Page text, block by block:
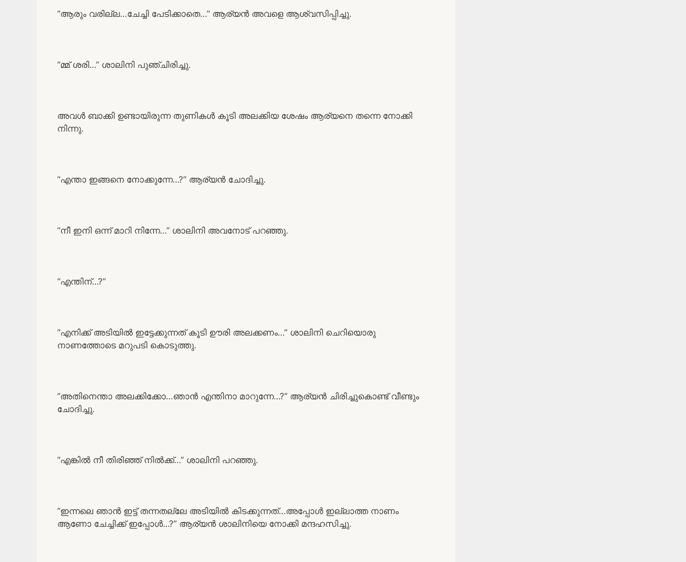
“ആരും വരില്ല…ചേച്ചി പേടിക്കാതെ…” ആര്യൻ അവളെ ആശ്വസിപ്പിച്ചു.
“മ്മ് ശരി…” ശാലിനി പുഞ്ചിരിച്ചു.
അവൾ ബാക്കി ഉണ്ടായിരുന്ന തുണികൾ കൂടി അലക്കിയ ശേഷം ആര്യനെ തന്നെ നോക്കി
നിന്നു.
“എന്താ ഇങ്ങനെ നോക്കുന്നേ…?” ആര്യൻ ചോദിച്ചു.
“നീ ഇനി ഒന്ന് മാറി നിന്നേ…” ശാലിനി അവനോട് പറഞ്ഞു.
“എന്തിന്…?”
“എനിക്ക് അടിയിൽ ഇട്ടേക്കുന്നത് കൂടി ഊരി അലക്കണം…” ശാലിനി ചെറിയൊരു
നാണത്തോടെ മറുപടി കൊടുത്തു.
“അതിനെന്താ അലക്കിക്കോ…ഞാൻ എന്തിനാ മാറുന്നേ…?” ആര്യൻ ചിരിച്ചുകൊണ്ട് വീണ്ടും
ചോദിച്ചു.
“എങ്കിൽ നീ തിരിഞ്ഞ് നിൽക്ക്…” ശാലിനി പറഞ്ഞു.
“ഇന്നലെ ഞാൻ ഇട്ട് തന്നതല്ലേ അടിയിൽ കിടക്കുന്നത്…അപ്പോൾ ഇല്ലാത്ത നാണം
ആണോ ചേച്ചിക്ക് ഇപ്പോൾ…?” ആര്യൻ ശാലിനിയെ നോക്കി മന്ദഹസിച്ചു.